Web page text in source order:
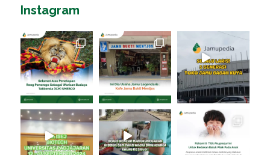
Instagram